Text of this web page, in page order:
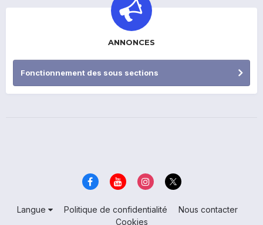
ANNONCES
Fonctionnement des sous sections
Langue Politique de confidentialité
Nous contacter
Cookies